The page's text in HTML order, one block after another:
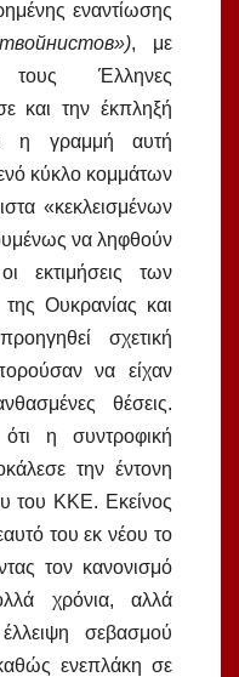
εναντίωσης
, με
τους Έλληνες
και την έκπληξή
η γραμμή αυτή
κύκλο κομμάτων
«κεκλεισμένων
να ληφθούν
εκτιμήσεις των
Ουκρανίας και
σχετική
να είχαν
θέσεις.
η συντροφική
την έντονη
του ΚΚΕ. Εκείνος
του εκ νέου το
τον κανονισμό
χρόνια, αλλά
σεβασμού
ενεπλάκη σε